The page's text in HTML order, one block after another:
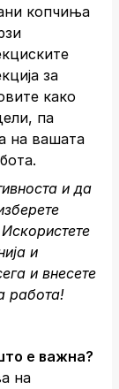
копчиња
за
како
па
на вашата
и да
и
и внесете
работа!
е важна?
на